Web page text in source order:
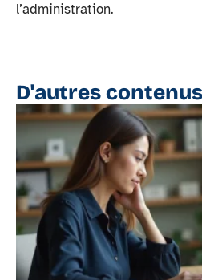
l’administration.
D'autres